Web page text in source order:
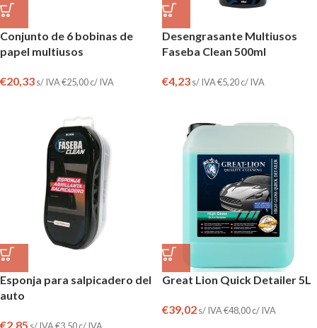
Conjunto de 6 bobinas de
papel multiusos
€20,33s/ IVA€25,00c/ IVA
Desengrasante Multiusos
Faseba Clean 500ml
€4,23s/ IVA€5,20c/ IVA
Esponja para salpicadero del
auto
€2,85
Great Lion Quick Detailer 5L
€39,02s/ IVA€48,00c/ IVA